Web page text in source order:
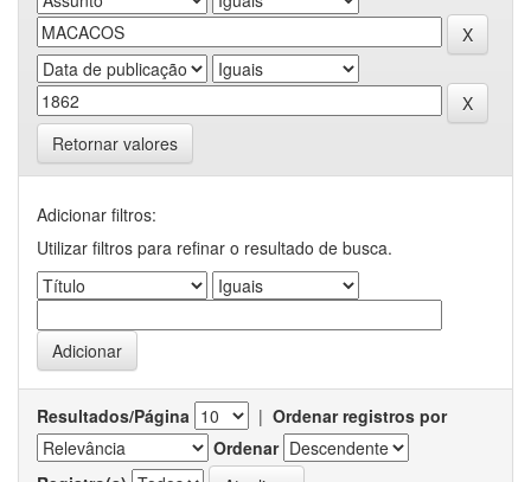
Retornar valores
Adicionar filtros:
Utilizar filtros para refinar o resultado de busca.
Resultados/Página | Ordenar registros por
Ordenar